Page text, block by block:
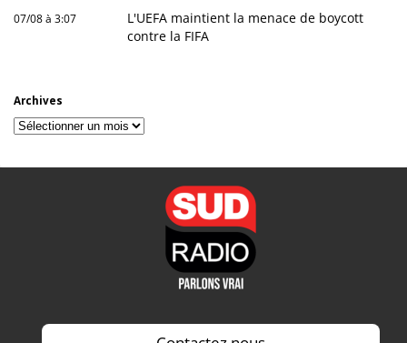
07/08 à 3:07
L'UEFA maintient la menace de boycott
contre la FIFA
Archives
Archives